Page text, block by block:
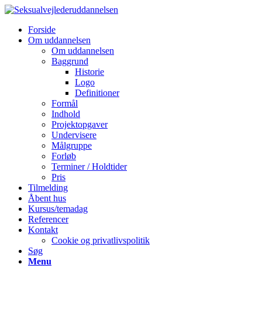
Forside
Om uddannelsen
Om uddannelsen
Baggrund
Historie
Logo
Definitioner
Formål
Indhold
Projektopgaver
Undervisere
Målgruppe
Forløb
Terminer / Holdtider
Pris
Tilmelding
Åbent hus
Kursus/temadag
Referencer
Kontakt
Cookie og privatlivspolitik
Søg
Menu